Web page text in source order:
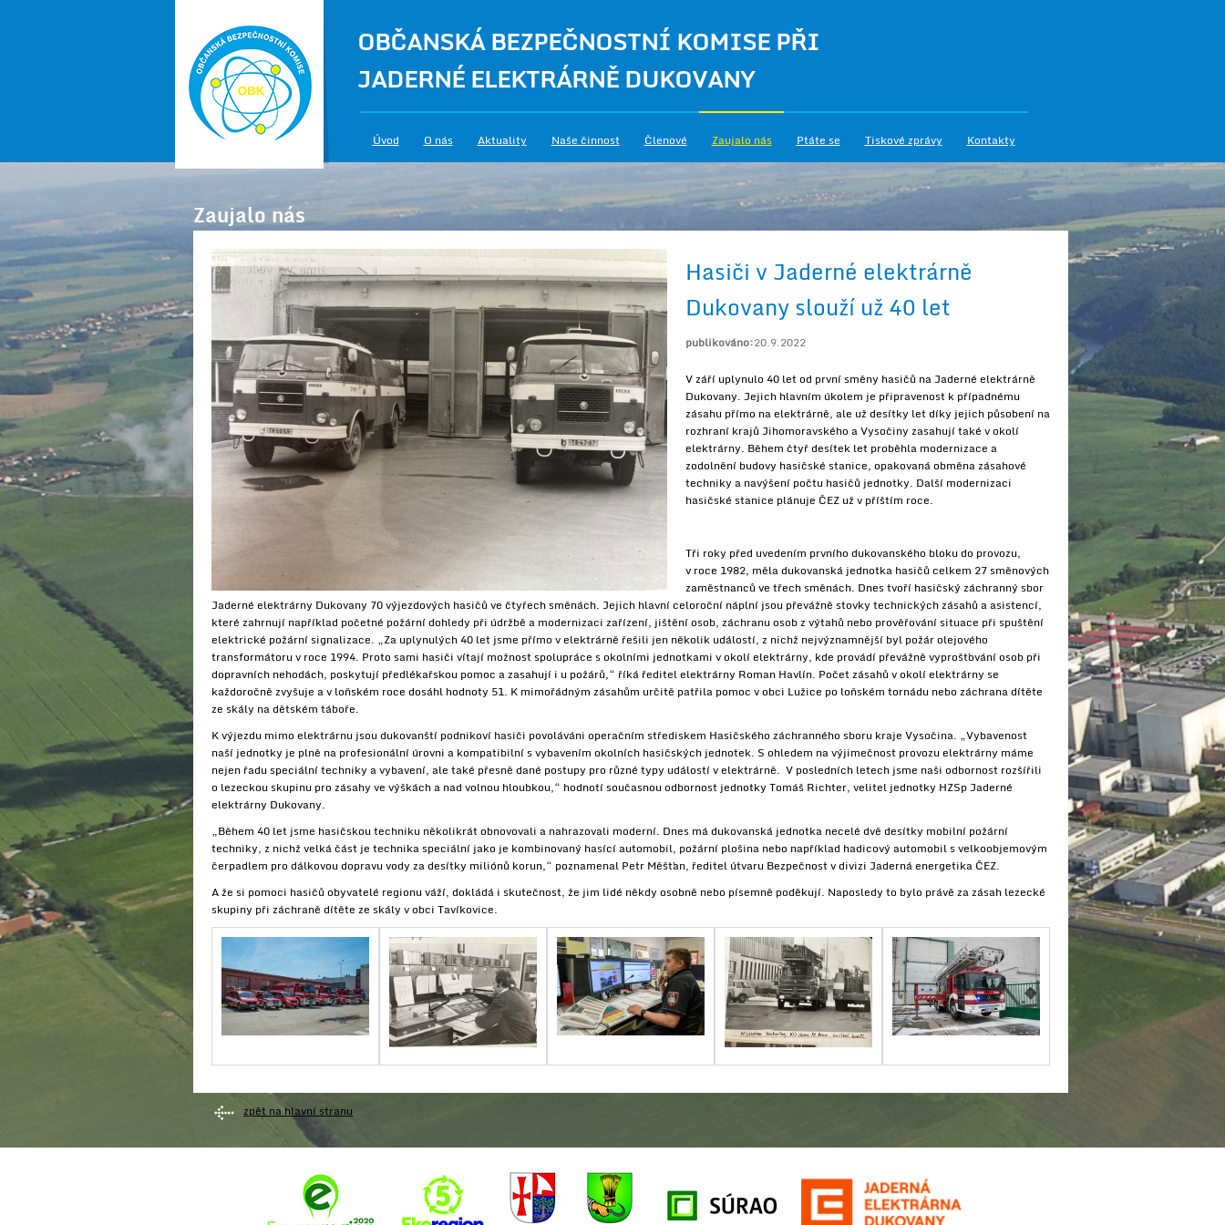
OBČANSKÁ BEZPEČNOSTNÍ KOMISE PŘI
JADERNÉ ELEKTRÁRNĚ DUKOVANY
Úvod O nás Aktuality Naše činnost Členové Zaujalo nás Ptáte se Tiskové zprávy Kontakty
Zaujalo nás
Hasiči v Jaderné elektrárně
Dukovany slouží už 40 let
publikováno:20.9.2022
V září uplynulo 40 let od první směny hasičů na Jaderné elektrárně
Dukovany. Jejich hlavním úkolem je připravenost k případnému
zásahu přímo na elektrárně, ale už desítky let díky jejich působení na
rozhraní krajů Jihomoravského a Vysočiny zasahují také v okolí
elektrárny. Během čtyř desítek let proběhla modernizace a
zodolnění budovy hasičské stanice, opakovaná obměna zásahové
techniky a navýšení počtu hasičů jednotky. Další modernizaci
hasičské stanice plánuje ČEZ už v příštím roce.
Tři roky před uvedením prvního dukovanského bloku do provozu,
v roce 1982, měla dukovanská jednotka hasičů celkem 27 směnových
zaměstnanců ve třech směnách. Dnes tvoří hasičský záchranný sbor
Jaderné elektrárny Dukovany 70 výjezdových hasičů ve čtyřech směnách. Jejich hlavní celoroční náplní jsou převážně stovky technických zásahů a asistencí,
které zahrnují například početné požární dohledy při údržbě a modernizaci zařízení, jištění osob, záchranu osob z výtahů nebo prověřování situace při spuštění
elektrické požární signalizace. „Za uplynulých 40 let jsme přímo v elektrárně řešili jen několik událostí, z nichž nejvýznamnější byl požár olejového
transformátoru v roce 1994. Proto sami hasiči vítají možnost spolupráce s okolními jednotkami v okolí elektrárny, kde provádí převážně vyprošťování osob při
dopravních nehodách, poskytují předlékařskou pomoc a zasahují i u požárů,“ říká ředitel elektrárny Roman Havlín. Počet zásahů v okolí elektrárny se
každoročně zvyšuje a v loňském roce dosáhl hodnoty 51. K mimořádným zásahům určitě patřila pomoc v obci Lužice po loňském tornádu nebo záchrana dítěte
ze skály na dětském táboře.
K výjezdu mimo elektrárnu jsou dukovanští podnikoví hasiči povoláváni operačním střediskem Hasičského záchranného sboru kraje Vysočina. „Vybavenost
naší jednotky je plně na profesionální úrovni a kompatibilní s vybavením okolních hasičských jednotek. S ohledem na výjimečnost provozu elektrárny máme
nejen řadu speciální techniky a vybavení, ale také přesně dané postupy pro různé typy událostí v elektrárně. V posledních letech jsme naši odbornost rozšířili
o lezeckou skupinu pro zásahy ve výškách a nad volnou hloubkou,“ hodnotí současnou odbornost jednotky Tomáš Richter, velitel jednotky HZSp Jaderné
elektrárny Dukovany.
„Během 40 let jsme hasičskou techniku několikrát obnovovali a nahrazovali moderní. Dnes má dukovanská jednotka necelé dvě desítky mobilní požární
techniky, z nichž velká část je technika speciální jako je kombinovaný hasící automobil, požární plošina nebo například hadicový automobil s velkoobjemovým
čerpadlem pro dálkovou dopravu vody za desítky miliónů korun,“ poznamenal Petr Měšťan, ředitel útvaru Bezpečnost v divizi Jaderná energetika ČEZ.
A že si pomoci hasičů obyvatelé regionu váží, dokládá i skutečnost, že jim lidé někdy osobně nebo písemně poděkují. Naposledy to bylo právě za zásah lezecké
skupiny při záchraně dítěte ze skály v obci Tavíkovice.
zpět na hlavní stranu